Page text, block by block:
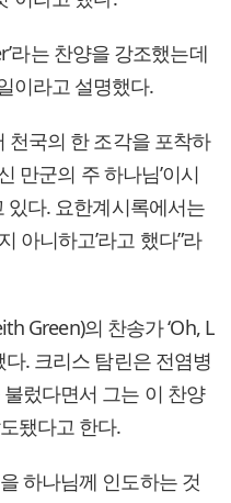
라는 찬양을 강조했는데
이라고 설명했다.
천국의 한 조각을 포착하
만군의 주 하나님’이시
있다. 요한계시록에서는
아니하고’라고 했다”라
Green)의 찬송가 ‘Oh, L
. 크리스 탐린은 전염병
렀다면서 그는 이 찬양
됐다고 한다.
하나님께 인도하는 것